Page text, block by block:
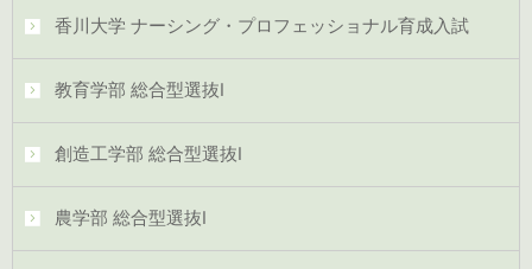
香川大学 ナーシング・プロフェッショナル育成入試
教育学部 総合型選抜Ⅰ
創造工学部 総合型選抜Ⅰ
農学部 総合型選抜Ⅰ